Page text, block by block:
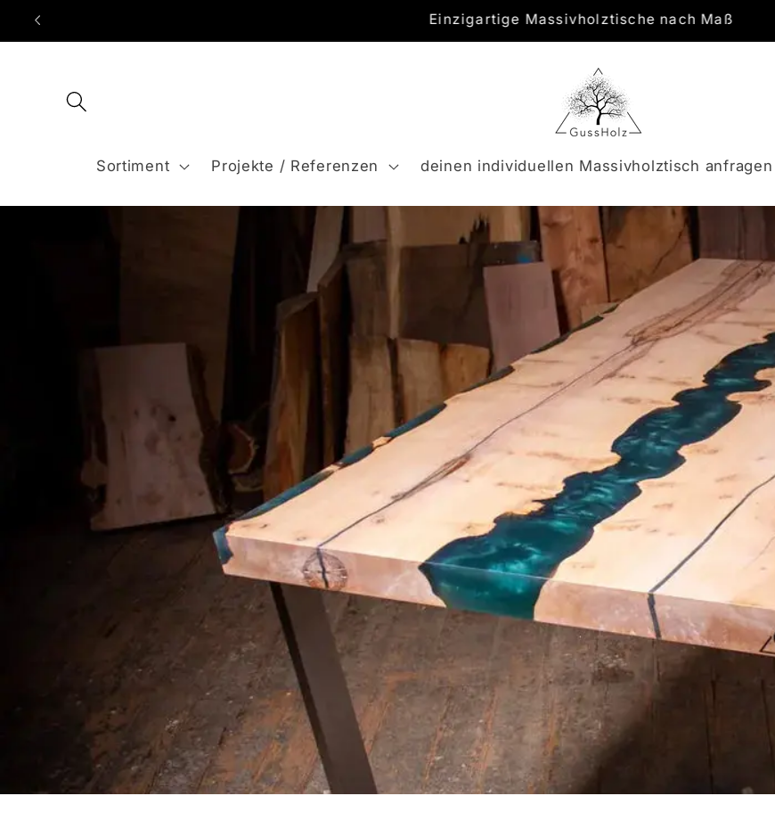
zum
Inhalt
Jeder Tisch ein Unikat – ganz nach deinen Wünschen
Sortiment Projekte / Referenzen deinen individuellen Massivholztisch anfragen